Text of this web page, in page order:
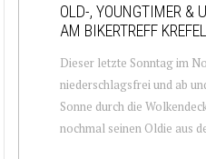
OLD-, YOUNGTIMER &
AM BIKERTREFF
Dieser letzte Sonntag im
niederschlagsfrei und ab
Sonne durch die
nochmal seinen Oldie aus